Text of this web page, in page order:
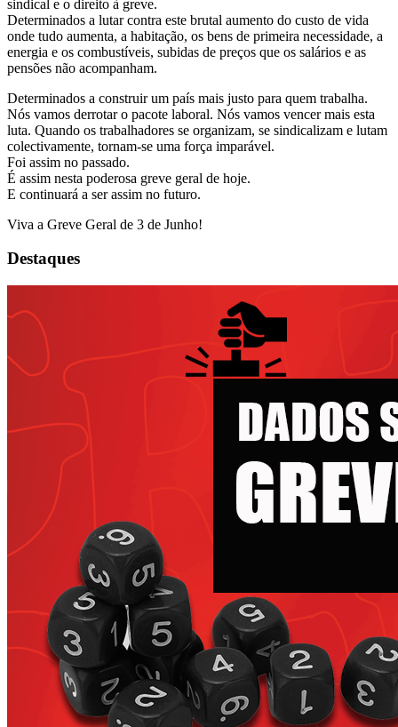
sindical e o direito à greve.
Determinados a lutar contra este brutal aumento do custo de vida
onde tudo aumenta, a habitação, os bens de primeira necessidade, a
energia e os combustíveis, subidas de preços que os salários e as
pensões não acompanham.
Determinados a construir um país mais justo para quem trabalha.
Nós vamos derrotar o pacote laboral. Nós vamos vencer mais esta
luta. Quando os trabalhadores se organizam, se sindicalizam e lutam
colectivamente, tornam-se uma força imparável.
Foi assim no passado.
É assim nesta poderosa greve geral de hoje.
E continuará a ser assim no futuro.
Viva a Greve Geral de 3 de Junho!
Destaques